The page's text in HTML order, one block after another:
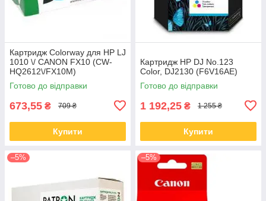
Картридж Colorway для HP LJ
1010 \/ CANON FX10 (CW-
HQ2612\/FX10M)
Готово до відправки
673,55 ₴ 709 ₴
Купити
Картридж HP DJ No.123
Color, DJ2130 (F6V16AE)
Готово до відправки
1 192,25 ₴ 1 255 ₴
Купити
–5% –5%